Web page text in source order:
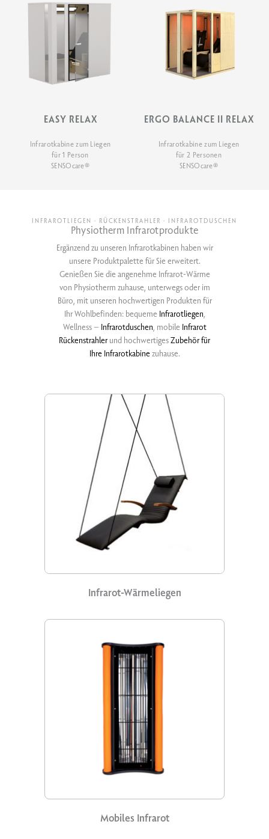
EASY RELAX
Infrarotkabine zum Liegen
für 1 Person
SENSOcare®
ERGO BALANCE II RELAX
Infrarotkabine zum Liegen
für 2 Personen
SENSOcare®
INFRAROTLIEGEN · RÜCKENSTRAHLER · INFRAROTDUSCHEN
Physiotherm Infrarotprodukte
Ergänzend zu unseren Infrarotkabinen haben wir
unsere Produktpalette für Sie erweitert.
Genießen Sie die angenehme Infrarot-Wärme
von Physiotherm zuhause, unterwegs oder im
Büro, mit unseren hochwertigen Produkten für
Ihr Wohlbefinden: bequeme Infrarotliegen
Wellness – Infrarotduschen , mobile Infrarot
Rückenstrahler und hochwertigesZubehör für
Ihre Infrarotkabinezuhause.
Infrarot-Wärmeliegen
Mobiles Infrarot